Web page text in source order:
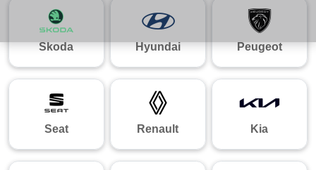
Skoda Hyundai Peugeot
Seat Renault Kia